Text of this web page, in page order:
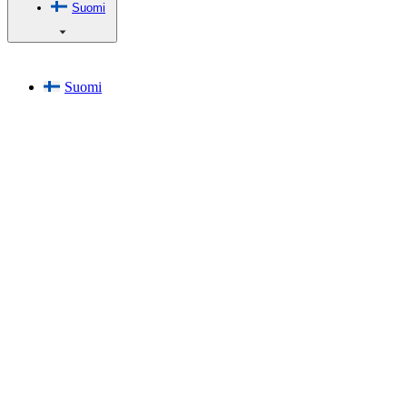
Suomi
Suomi